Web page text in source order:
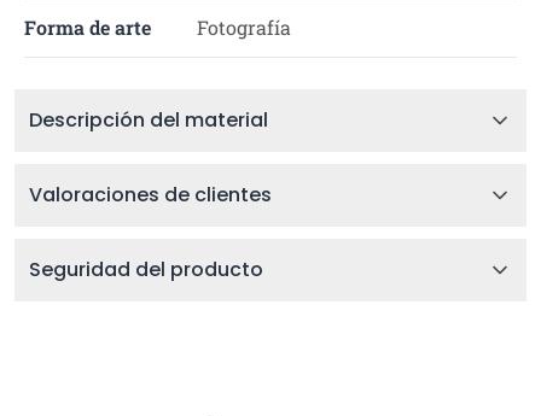
Forma de arte Fotografía
Descripción del material
Valoraciones de clientes
Seguridad del producto